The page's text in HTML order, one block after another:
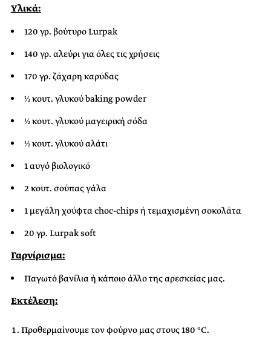
Υλικά:
120 γρ. βούτυρο Lurpak
140 γρ. αλεύρι για όλες τις χρήσεις
170 γρ. ζάχαρη καρύδας
½ κουτ. γλυκού baking powder
½ κουτ. γλυκού μαγειρική σόδα
½ κουτ. γλυκού αλάτι
1 αυγό βιολογικό
2 κουτ. σούπας γάλα
1 μεγάλη χούφτα choc-chips ή τεμαχισμένη σοκολάτα
20 γρ. Lurpak soft
Γαρνίρισμα:
Παγωτό βανίλια ή κάποιο άλλο της αρεσκείας μας.
Εκτέλεση:
Προθερμαίνουμε τον φούρνο μας στους 180 °C.